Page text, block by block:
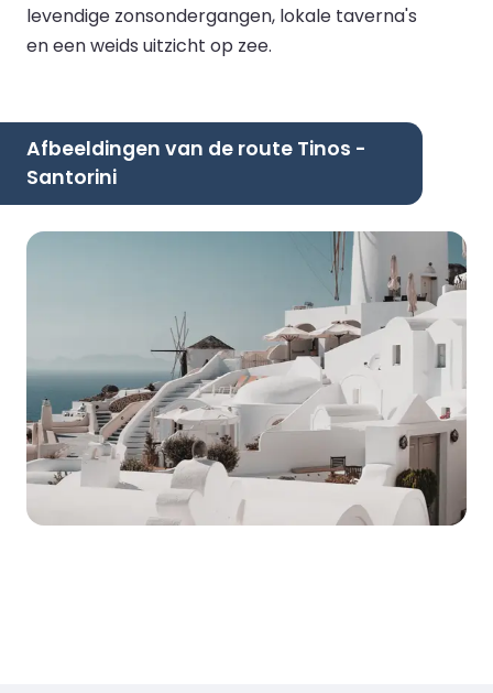
levendige zonsondergangen, lokale taverna's
en een weids uitzicht op zee.
Afbeeldingen van de route Tinos -
Santorini